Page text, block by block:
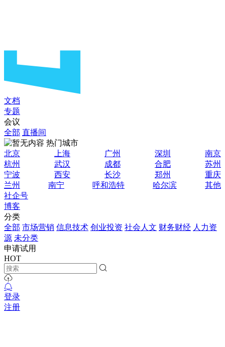
文档
专题
会议
全部 直播间
热门城市
北京
上海 广州 深圳
南京
杭州
武汉 成都 合肥
苏州
宁波
西安 长沙 郑州
重庆
兰州
南宁 呼和浩特 哈尔滨
其他
社企号
博客
分类
全部 市场营销 信息技术 创业投资 社会人文 财务财经 人力资
源 未分类
申请试用
HOT
登录
注册